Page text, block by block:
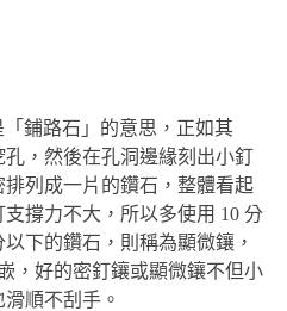
「鋪路石」的意思，正如其
，然後在孔洞邊緣刻出小釘
列成一片的鑽石，整體看起
撐力不大，所以多使用 10 分
下的鑽石，則稱為顯微鑲，
，好的密釘鑲或顯微鑲不但小
順不刮手。